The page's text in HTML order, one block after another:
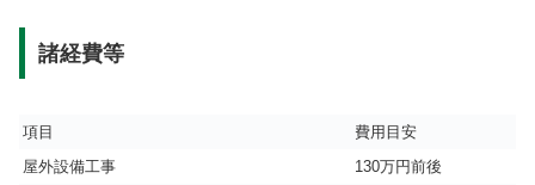
諸経費等
項目
費用目安
屋外設備工事
130万円前後